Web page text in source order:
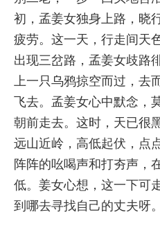
初，孟姜女独身上路，晓
疲劳。这一天，行走间天
出现三岔路，孟姜女歧路
上一只乌鸦掠空而过，去
飞去。孟姜女心中默念，
朝前走去。这时，天已很
远山近岭，高低起伏，点
阵阵的吆喝声和打夯声，
低。姜女心想，这一下可
到哪去寻找自己的丈夫呀。